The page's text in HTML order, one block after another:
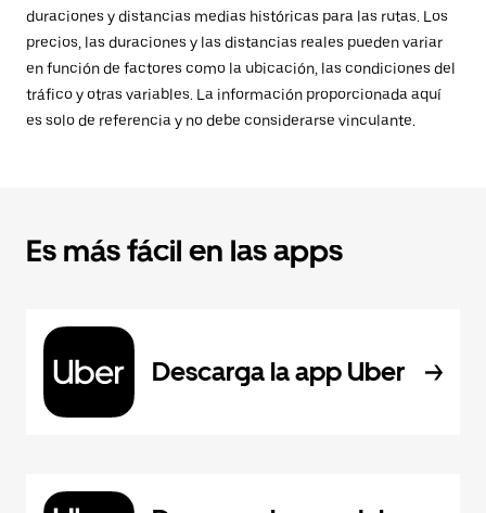
duraciones y distancias medias históricas para las rutas. Los
precios, las duraciones y las distancias reales pueden variar
en función de factores como la ubicación, las condiciones del
tráfico y otras variables. La información proporcionada aquí
es solo de referencia y no debe considerarse vinculante.
Es más fácil en las apps
Descarga la app Uber